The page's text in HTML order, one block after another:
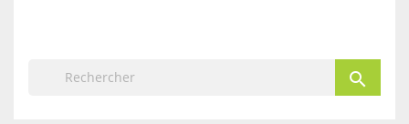
search